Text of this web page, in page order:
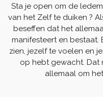
Sta je open om de
van het Zelf te duiken ?
beseffen dat het
manifesteert en
zien, jezelf te voelen en
op hebt gewacht. Dat
allemaal om